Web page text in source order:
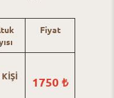
Fiyat
KİŞİ 1750 ₺